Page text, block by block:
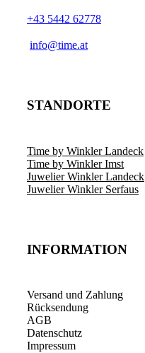
+43 5442 62778
info@time.at
STANDORTE
Time by Winkler Landeck
Time by Winkler Imst
Juwelier Winkler Landeck
Juwelier Winkler Serfaus
INFORMATION
Versand und Zahlung
Rücksendung
AGB
Datenschutz
Impressum